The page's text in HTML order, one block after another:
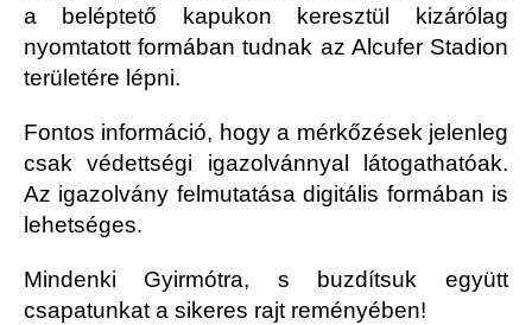
a beléptető kapukon keresztül kizárólag
nyomtatott formában tudnak az Alcufer Stadion
területére lépni.
Fontos információ, hogy a mérkőzések jelenleg
csak védettségi igazolvánnyal látogathatóak.
Az igazolvány felmutatása digitális formában is
lehetséges.
Mindenki Gyirmótra, s buzdítsuk együtt
csapatunkat a sikeres rajt reményében!